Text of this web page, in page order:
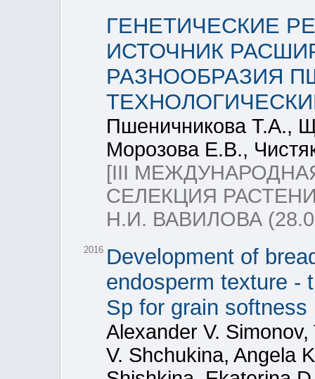
ГЕНЕТИЧЕСКИЕ
ИСТОЧНИК
РАЗНООБРАЗИЯ
Пшеничникова Т.А.,
Морозова Е.В.,
[III
СЕЛЕКЦИЯ
Н.И. ВАВИЛОВА
2016 Development of
endosperm texture -
Sp for grain softness
Alexander V.
V. Shchukina, Angela